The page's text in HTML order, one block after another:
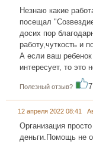
Незнаю какие
посещал
досих пор
работу,чуткость и
А если ваш ребенок
интересует, то это
Полезный отзыв? 7
12 апреля 2022 08:41
Организация
деньги.Помощь не